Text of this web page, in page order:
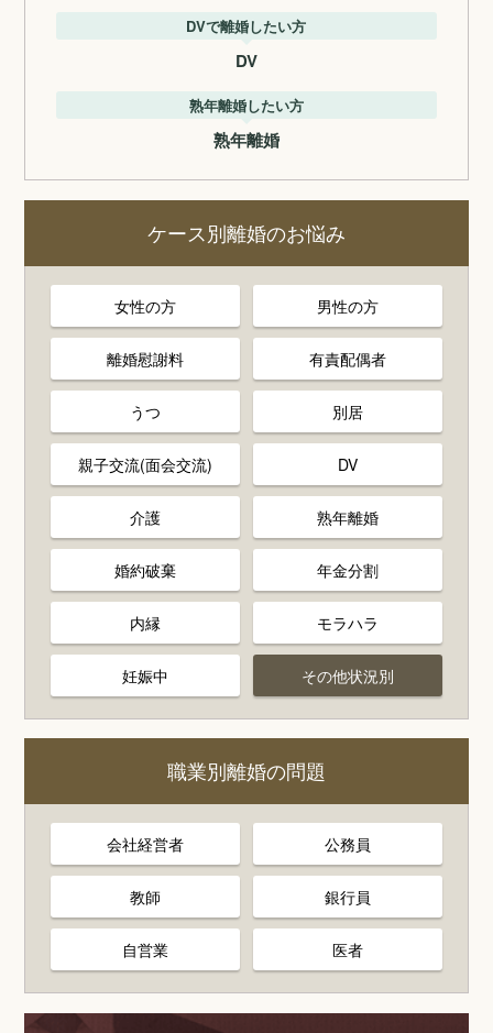
DVで離婚したい方
DV
熟年離婚したい方
熟年離婚
ケース別離婚のお悩み
女性の方 男性の方
離婚慰謝料 有責配偶者
うつ 別居
親子交流(面会交流) DV
介護 熟年離婚
婚約破棄 年金分割
内縁 モラハラ
妊娠中 その他状況別
職業別離婚の問題
会社経営者 公務員
教師 銀行員
自営業 医者